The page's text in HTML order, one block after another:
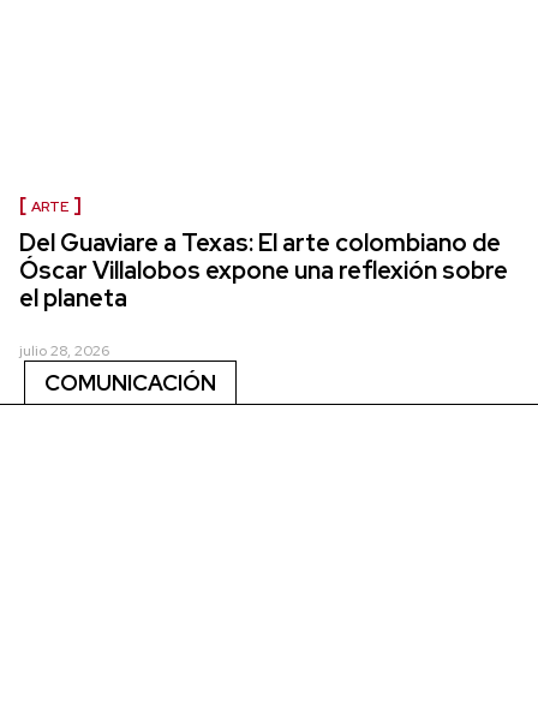
ARTE
Del Guaviare a Texas: El arte colombiano de
Óscar Villalobos expone una reflexión sobre
el planeta
julio 28, 2026
COMUNICACIÓN